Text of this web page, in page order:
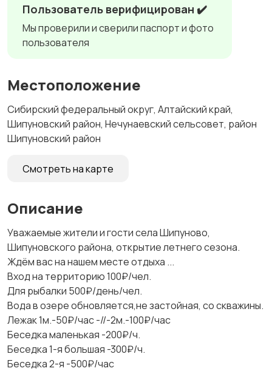
Пользователь верифицирован ✔️
Мы проверили и сверили паспорт и фото
пользователя
Местоположение
Сибирский федеральный округ, Алтайский край,
Шипуновский район, Нечунаевский сельсовет, район
Шипуновский район
Смотреть на карте
Описание
Уважаемые жители и гости села Шипуново,
Шипуновского района, открытие летнего сезона.
Ждём вас на нашем месте отдыха ...
Вход на территорию 100₽/чел.
Для рыбалки 500₽/день/чел.
Вода в озере обновляется,не застойная, со скважины.
Лежак 1м.-50₽/час -//-2м.-100₽/час
Беседка маленькая -200₽/ч.
Беседка 1-я большая -300₽/ч.
Беседка 2-я -500₽/час